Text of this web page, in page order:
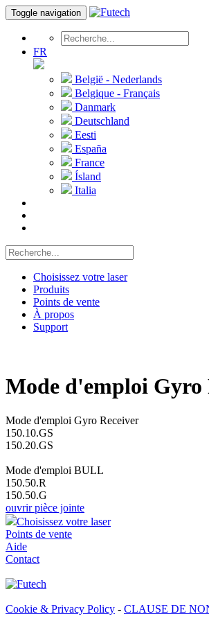
Toggle navigation
FR
België - Nederlands
Belgique - Français
Danmark
Deutschland
Eesti
España
France
Ísland
Italia
Choisissez votre laser
Produits
Points de vente
À propos
Support
Mode d'emploi Gyro
Mode d'emploi Gyro Receiver
150.10.GS
150.20.GS
Mode d'emploi BULL
150.50.R
150.50.G
ouvrir pièce jointe
Choisissez votre laser
Points de vente
Aide
Contact
Cookie & Privacy Policy - CLAUSE DE